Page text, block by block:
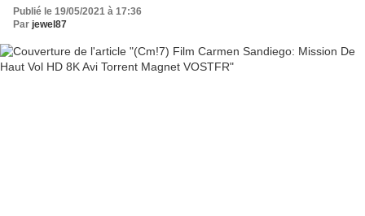
Publié le 19/05/2021 à 17:36
Par jewel87